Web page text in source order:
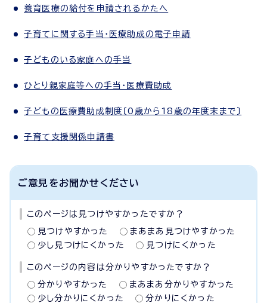
養育医療の給付を申請されるかたへ
子育てに関する手当・医療助成の電子申請
子どものいる家庭への手当
ひとり親家庭等への手当・医療費助成
子どもの医療費助成制度〔0歳から18歳の年度末まで〕
子育て支援関係申請書
ご意見をお聞かせください
このページは見つけやすかったですか？
見つけやすかった
まあまあ見つけやすかった
少し見つけにくかった
見つけにくかった
このページの内容は分かりやすかったですか？
分かりやすかった
まあまあ分かりやすかった
少し分かりにくかった
分かりにくかった